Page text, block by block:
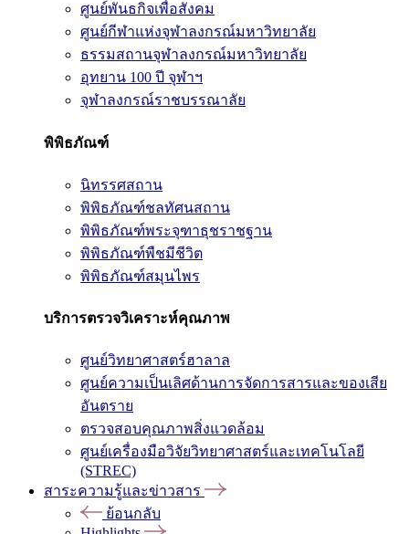
ศูนย์พันธกิจเพื่อสังคม
ศูนย์กีฬาแห่งจุฬาลงกรณ์มหาวิทยาลัย
ธรรมสถานจุฬาลงกรณ์มหาวิทยาลัย
อุทยาน 100 ปี จุฬาฯ
จุฬาลงกรณ์ราชบรรณาลัย
พิพิธภัณฑ์
นิทรรศสถาน
พิพิธภัณฑ์ชลทัศนสถาน
พิพิธภัณฑ์พระจุฑาธุชราชฐาน
พิพิธภัณฑ์พืชมีชีวิต
พิพิธภัณฑ์สมุนไพร
บริการตรวจวิเคราะห์คุณภาพ
ศูนย์วิทยาศาสตร์ฮาลาล
ศูนย์ความเป็นเลิศด้านการจัดการสารและของเสีย
อันตราย
ตรวจสอบคุณภาพสิ่งแวดล้อม
ศูนย์เครื่องมือวิจัยวิทยาศาสตร์และเทคโนโลยี
(STREC)
สาระความรู้และข่าวสาร
ย้อนกลับ